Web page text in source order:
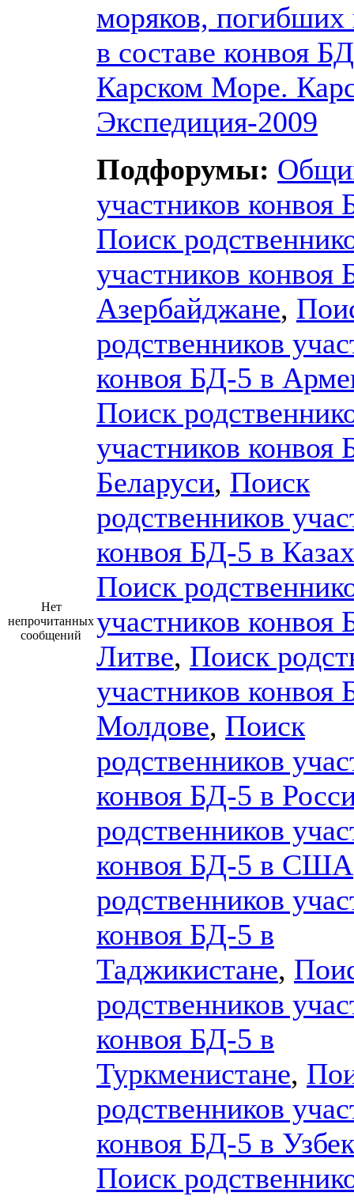
Нет
непрочитанных
сообщений
моряков, погибших
в составе конвоя
Карском Море.
Экспедиция-2009
Подфорумы:
участников конвоя
Поиск
участников конвоя
Азербайджане,
родственников
конвоя БД-5 в
Поиск
участников конвоя
Беларуси, Поиск
родственников
конвоя БД-5 в
Поиск
участников конвоя
Литве, Поиск
участников конвоя
Молдове, Поиск
родственников
конвоя БД-5 в
родственников
конвоя БД-5 в США
родственников
конвоя БД-5 в
Таджикистане,
родственников
конвоя БД-5 в
Туркменистане,
родственников
конвоя БД-5 в
Поиск